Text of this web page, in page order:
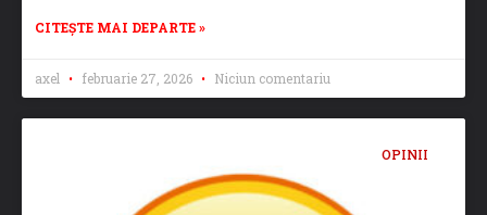
CITEȘTE MAI DEPARTE »
axel februarie 27, 2026 Niciun comentariu
OPINII